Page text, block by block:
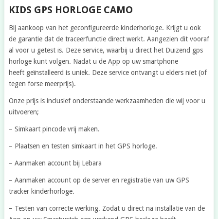
KIDS GPS HORLOGE CAMO
Bij aankoop van het geconfigureerde kinderhorloge. Krijgt u ook
de garantie dat de traceerfunctie direct werkt. Aangezien dit vooraf
al voor u getest is. Deze service, waarbij u direct het Duizend gps
horloge kunt volgen. Nadat u de App op uw smartphone
heeft geïnstalleerd is uniek. Deze service ontvangt u elders niet (of
tegen forse meerprijs).
Onze prijs is inclusief onderstaande werkzaamheden die wij voor u
uitvoeren;
– Simkaart pincode vrij maken.
– Plaatsen en testen simkaart in het GPS horloge.
– Aanmaken account bij Lebara
– Aanmaken account op de server en registratie van uw GPS
tracker kinderhorloge.
– Testen van correcte werking. Zodat u direct na installatie van de